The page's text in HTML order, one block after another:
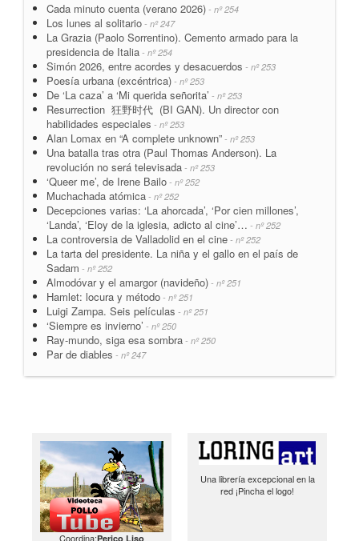
Cada minuto cuenta (verano 2026) - nº 254
Los lunes al solitario - nº 247
La Grazia (Paolo Sorrentino). Cemento armado para la
presidencia de Italia - nº 254
Simón 2026, entre acordes y desacuerdos - nº 253
Poesía urbana (excéntrica) - nº 253
De ‘La caza’ a ‘Mi querida señorita’ - nº 253
Resurrection 狂野时代 (BI GAN). Un director con
habilidades especiales - nº 253
Alan Lomax en “A complete unknown” - nº 253
Una batalla tras otra (Paul Thomas Anderson). La
revolución no será televisada - nº 253
‘Queer me’, de Irene Bailo - nº 252
Muchachada atómica - nº 252
Decepciones varias: ‘La ahorcada’, ‘Por cien millones’,
‘Landa’, ‘Eloy de la iglesia, adicto al cine’… - nº 252
La controversia de Valladolid en el cine - nº 252
La tarta del presidente. La niña y el gallo en el país de
Sadam - nº 252
Almodóvar y el amargor (navideño) - nº 251
Hamlet: locura y método - nº 251
Luigi Zampa. Seis películas - nº 251
‘Siempre es invierno’ - nº 250
Ray-mundo, siga esa sombra - nº 250
Par de diables - nº 247
Coordina:Perico Liso
Una librería excepcional en la
red ¡Pincha el logo!